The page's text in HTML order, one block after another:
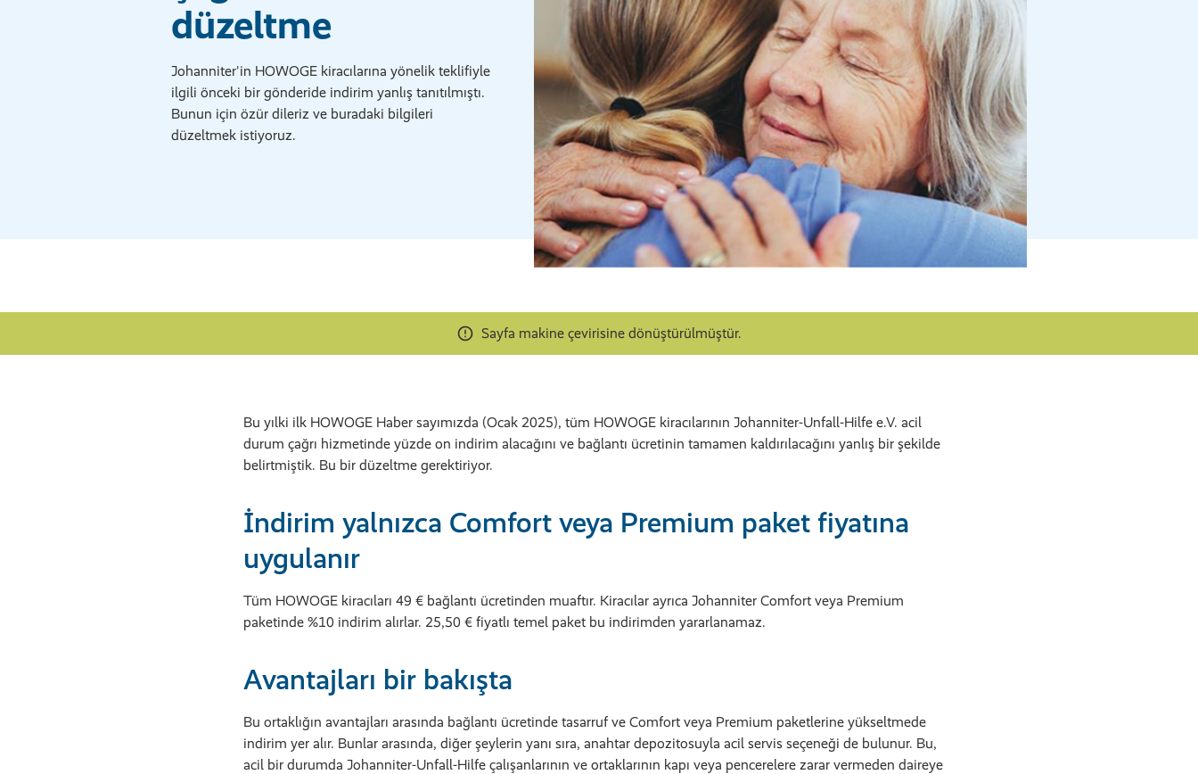
düzeltme
Johanniter'in HOWOGE kiracılarına yönelik teklifiyle
ilgili önceki bir gönderide indirim yanlış tanıtılmıştı.
Bunun için özür dileriz ve buradaki bilgileri
düzeltmek istiyoruz.
Sayfa makine çevirisine dönüştürülmüştür.
Bu yılki ilk HOWOGE Haber sayımızda (Ocak 2025), tüm HOWOGE kiracılarının Johanniter-Unfall-Hilfe e.V. acil
durum çağrı hizmetinde yüzde on indirim alacağını ve bağlantı ücretinin tamamen kaldırılacağını yanlış bir şekilde
belirtmiştik. Bu bir düzeltme gerektiriyor.
İndirim yalnızca Comfort veya Premium paket fiyatına
uygulanır
Tüm HOWOGE kiracıları 49 € bağlantı ücretinden muaftır. Kiracılar ayrıca Johanniter Comfort veya Premium
paketinde %10 indirim alırlar. 25,50 € fiyatlı temel paket bu indirimden yararlanamaz.
Avantajları bir bakışta
Bu ortaklığın avantajları arasında bağlantı ücretinde tasarruf ve Comfort veya Premium paketlerine yükseltmede
indirim yer alır. Bunlar arasında, diğer şeylerin yanı sıra, anahtar depozitosuyla acil servis seçeneği de bulunur. Bu,
acil bir durumda Johanniter-Unfall-Hilfe çalışanlarının ve ortaklarının kapı veya pencerelere zarar vermeden daireye